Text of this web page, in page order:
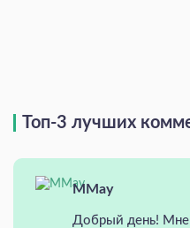
Топ-3 лучших
MMay
Добрый день! Мне